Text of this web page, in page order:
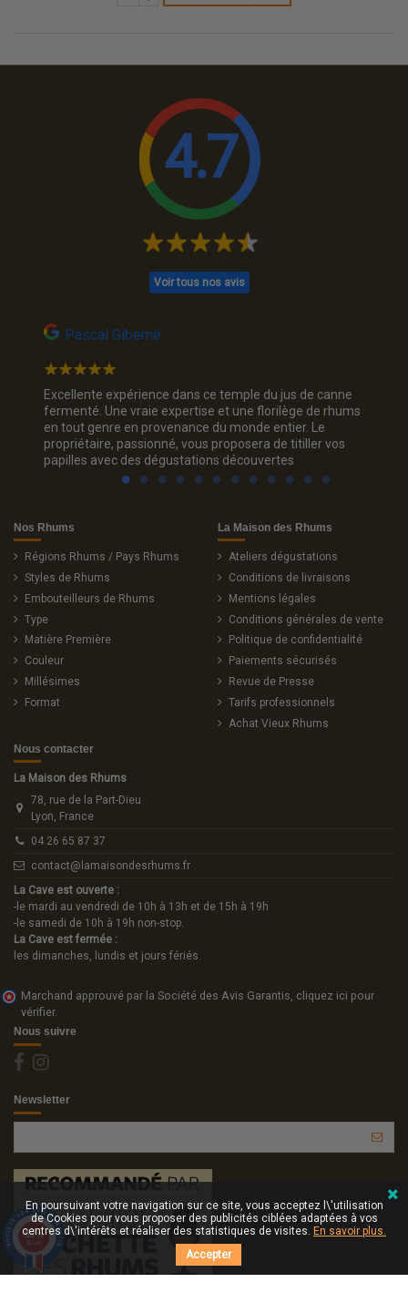
4.7
Voir tous nos avis
Pascal Giberné
Excellente expérience dans ce temple du jus de canne
fermenté. Une vraie expertise et une florilège de rhums
en tout genre en provenance du monde entier. Le
propriétaire, passionné, vous proposera de titiller vos
papilles avec des dégustations découvertes
Nos Rhums
Régions Rhums / Pays Rhums
Styles de Rhums
Embouteilleurs de Rhums
Type
Matière Première
Couleur
Millésimes
Format
La Maison des Rhums
Ateliers dégustations
Conditions de livraisons
Mentions légales
Conditions générales de vente
Politique de confidentialité
Paiements sécurisés
Revue de Presse
Tarifs professionnels
Achat Vieux Rhums
Nous contacter
La Maison des Rhums
78, rue de la Part-Dieu
Lyon, France
04 26 65 87 37
contact@lamaisondesrhums.fr
La Cave est ouverte :
-le mardi au vendredi de 10h à 13h et de 15h à 19h
-le samedi de 10h à 19h non-stop.
La Cave est fermée :
les dimanches, lundis et jours fériés.
Marchand approuvé par la Société des Avis Garantis, cliquez ici pour
vérifier.
Nous suivre
Newsletter
En poursuivant votre navigation sur ce site, vous acceptez l\'utilisation
de Cookies pour vous proposer des publicités ciblées adaptées à vos
centres d\'intérêts et réaliser des statistiques de visites. En savoir plus.
Accepter
9.7/10
263 avis